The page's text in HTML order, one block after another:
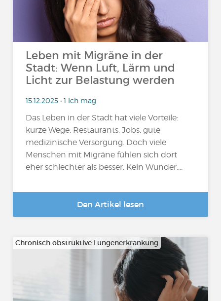
Leben mit Migräne in der
Stadt: Wenn Luft, Lärm und
Licht zur Belastung werden
15.12.2025 • 1 Ich mag
Das Leben in der Stadt hat viele Vorteile:
kurze Wege, Restaurants, Jobs, gute
medizinische Versorgung. Doch viele
Menschen mit Migräne fühlen sich dort
eher schlechter als besser. Kein Wunder:...
Den Artikel lesen
Chronisch obstruktive Lungenerkrankung